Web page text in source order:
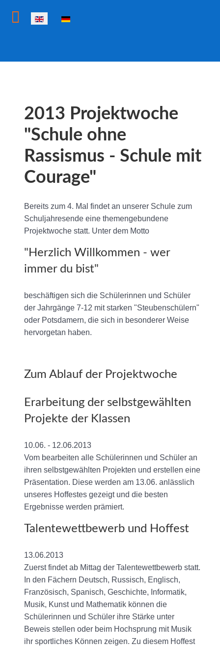
Select your language
2013 Projektwoche
"Schule ohne
Rassismus - Schule mit
Courage"
Bereits zum 4. Mal findet an unserer Schule zum
Schuljahresende eine themengebundene
Projektwoche statt. Unter dem Motto
"Herzlich Willkommen - wer
immer du bist"
beschäftigen sich die Schülerinnen und Schüler
der Jahrgänge 7-12 mit starken "Steubenschülern"
oder Potsdamern, die sich in besonderer Weise
hervorgetan haben.
Zum Ablauf der Projektwoche
Erarbeitung der selbstgewählten
Projekte der Klassen
10.06. - 12.06.2013
Vom bearbeiten alle Schülerinnen und Schüler an
ihren selbstgewählten Projekten und erstellen eine
Präsentation. Diese werden am 13.06. anlässlich
unseres Hoffestes gezeigt und die besten
Ergebnisse werden prämiert.
Talentewettbewerb und Hoffest
13.06.2013
Zuerst findet ab Mittag der Talentewettbewerb statt.
In den Fächern Deutsch, Russisch, Englisch,
Französisch, Spanisch, Geschichte, Informatik,
Musik, Kunst und Mathematik können die
Schülerinnen und Schüler ihre Stärke unter
Beweis stellen oder beim Hochsprung mit Musik
ihr sportliches Können zeigen. Zu diesem Hoffest